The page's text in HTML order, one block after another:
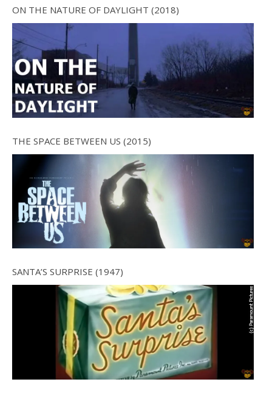
ON THE NATURE OF DAYLIGHT (2018)
THE SPACE BETWEEN US (2015)
SANTA’S SURPRISE (1947)